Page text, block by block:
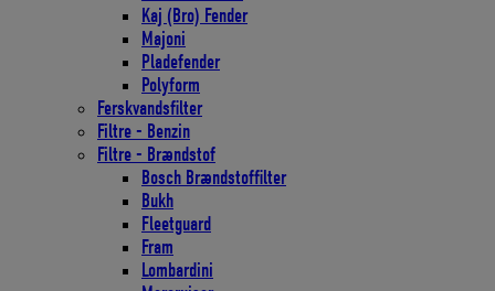
Kaj (Bro) Fender
Majoni
Pladefender
Polyform
Ferskvandsfilter
Filtre - Benzin
Filtre - Brændstof
Bosch Brændstoffilter
Bukh
Fleetguard
Fram
Lombardini